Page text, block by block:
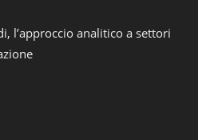
l’approccio analitico a settori